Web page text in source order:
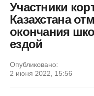
Участники
Казахстана
окончания
ездой
Опубликовано:
2 июня 2022, 15:56